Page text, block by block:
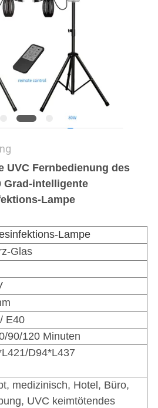
UVC Fernbedienung des
Grad-intelligente
Lampe
Lampe
Glas
E40
90/120 Minuten
D94*L437
medizinisch, Hotel, Büro,
UVC keimtötendes